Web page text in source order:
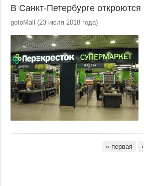
В Санкт-Петербурге
gotoMall (23 июля 2018 года)
« первая